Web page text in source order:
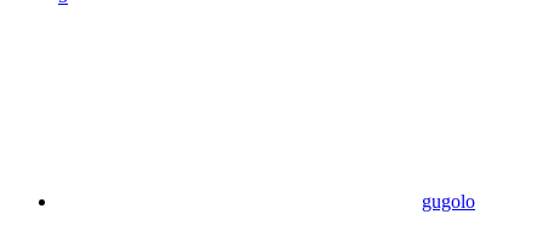
gugolo